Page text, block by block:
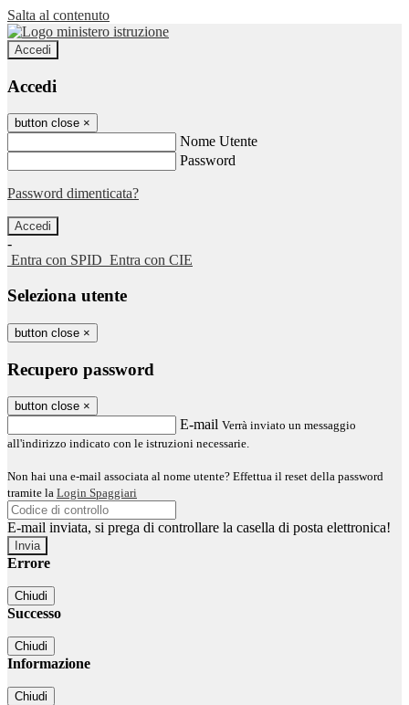
Salta al contenuto
Accedi
Accedi
button close ×
Nome Utente
Password
Password dimenticata?
-
Entra con SPID Entra con CIE
Seleziona utente
button close ×
Recupero password
button close ×
E-mail Verrà inviato un messaggio
all'indirizzo indicato con le istruzioni necessarie.
Non hai una e-mail associata al nome utente? Effettua il reset della password
tramite la Login Spaggiari
E-mail inviata, si prega di controllare la casella di posta elettronica!
Errore
Chiudi
Successo
Chiudi
Informazione
Chiudi